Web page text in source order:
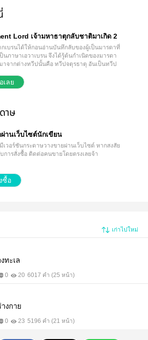
Lord เจ้ามหาธาตุกลับชาติมาเกิด 2
กเบรนได้ให้กอนอ่านบันทึกลับของผู้เป็นมารดาที่
ป็นภาษาเอวาเบรน จึงได้รู้ต้นกำเนิดของมารดา
าจากต่างทวีปนั้นคือ ทวีปจตุรธาตุ อันเป็นทวีป
งกำลังและทรัพยากรได้มากพอ กอนจึงได้นำผอง
ละเคลื่อนพลไปยังทวีปจตุรธาตุเพื่อตามหาของ
นอีกครั้ง และนี่จะเป็นจุดเริ่มต้นใหม่...ที่สำคัญไม่
เลย
าษ
านเว็บไซต์นักเขียน
มีเวอร์ชันกระดาษวางขายผ่านเว็บไซต์ หากสงสัย
บการสั่งซื้อ ติดต่อคนขายโดยตรงเลยจ้า
ซื้อ
เก่าไปใหม่
างทะเล
0 20 6017 คำ (25 หน้า)
ร่างกาย
0 23 5196 คำ (21 หน้า)